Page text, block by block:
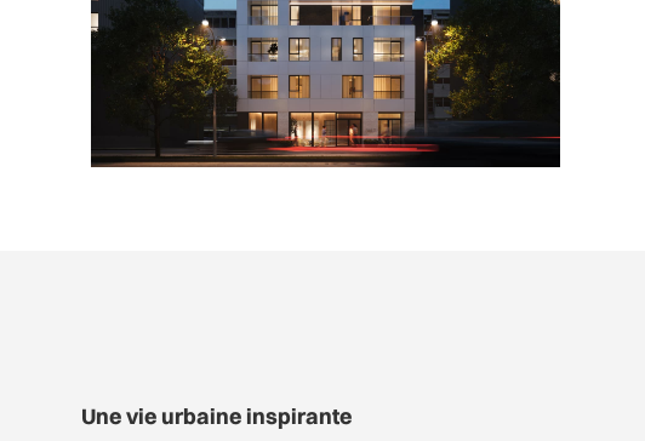
Une vie urbaine inspirante